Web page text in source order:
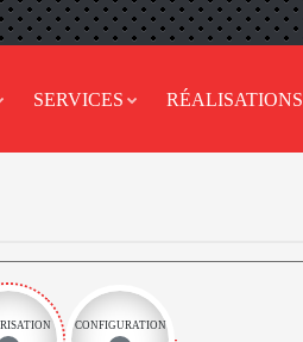
SERVICES RÉALISATIONS
CONFIGURATION